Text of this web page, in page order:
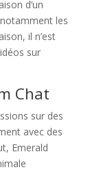
d’un
les
il n’est
sur
Chat
sur des
avec des
Emerald